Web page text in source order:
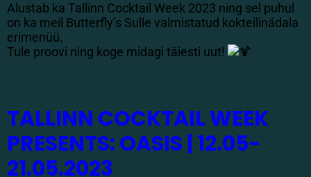
Alustab ka Tallinn Cocktail Week 2023 ning sel puhul
on ka meil Butterfly’s Sulle valmistatud kokteilinädala
erimenüü.
Tule proovi ning koge midagi täiesti uut!
TALLINN COCKTAIL WEEK
PRESENTS: OASIS | 12.05-
21.05.2023